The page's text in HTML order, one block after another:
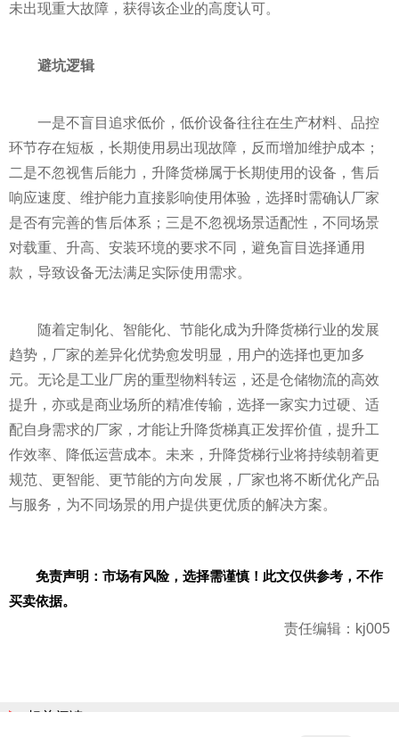
未出现重大故障，获得该企业的高度认可。
避坑逻辑
一是不盲目追求低价，低价设备往往在生产材料、品控
环节存在短板，长期使用易出现故障，反而增加维护成本；
二是不忽视售后能力，升降货梯属于长期使用的设备，售后
响应速度、维护能力直接影响使用体验，选择时需确认厂家
是否有完善的售后体系；三是不忽视场景适配性，不同场景
对载重、升高、安装环境的要求不同，避免盲目选择通用
款，导致设备无法满足实际使用需求。
随着定制化、智能化、节能化成为升降货梯行业的发展
趋势，厂家的差异化优势愈发明显，用户的选择也更加多
元。无论是工业厂房的重型物料转运，还是仓储物流的高效
提升，亦或是商业场所的精准传输，选择一家实力过硬、适
配自身需求的厂家，才能让升降货梯真正发挥价值，提升工
作效率、降低运营成本。未来，升降货梯行业将持续朝着更
规范、更智能、更节能的方向发展，厂家也将不断优化产品
与服务，为不同场景的用户提供更优质的解决方案。
免责声明：市场有风险，选择需谨慎！此文仅供参考，不作
买卖依据。
责任编辑：kj005
相关阅读